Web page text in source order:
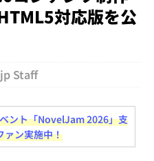
対応版を公
Staff
ント「NovelJam 2026」支
ァン実施中！